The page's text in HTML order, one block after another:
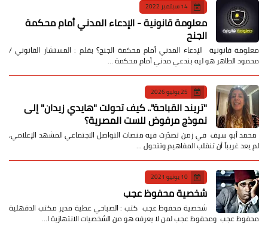
14 سبتمبر 2022
معلومة قانونية - الإدعاء المدني أمام محكمة
الجنح
معلومة قانونية الإدعاء المدني أمام محكمة الجنح؟ بقلم : المستشار القانوني /
محمود الطاهر هو ليه بندعي مدني أمام محكمة …
25 يوليو 2026
​"تريند القباحة".. كيف تحولت "هايدي زيدان" إلى
نموذج مرفوض للست المصرية؟
​ محمد أبو سيف ​في زمن تصدّرت فيه منصات التواصل الاجتماعي المشهد الإعلامي،
لم يعد غريباً أن تنقلب المفاهيم وتتحول …
10 يونيو 2021
شخصية محفوظ عجب
شخصية محفوظ عجب كتب : الصباحي عطية مدير مكتب الدقهلية
محفوظ عجب ومحفوظ عجب لمن لا يعرفه هو من الشخصيات الانتهازية ا…